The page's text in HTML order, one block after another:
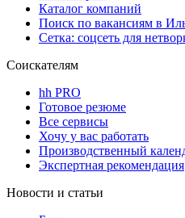
Каталог компаний
Поиск по вакансиям в
Сетка: соцсеть для
Соискателям
hh PRO
Готовое резюме
Все сервисы
Хочу у вас работать
Производственный
Экспертная рекомендация
Новости и статьи